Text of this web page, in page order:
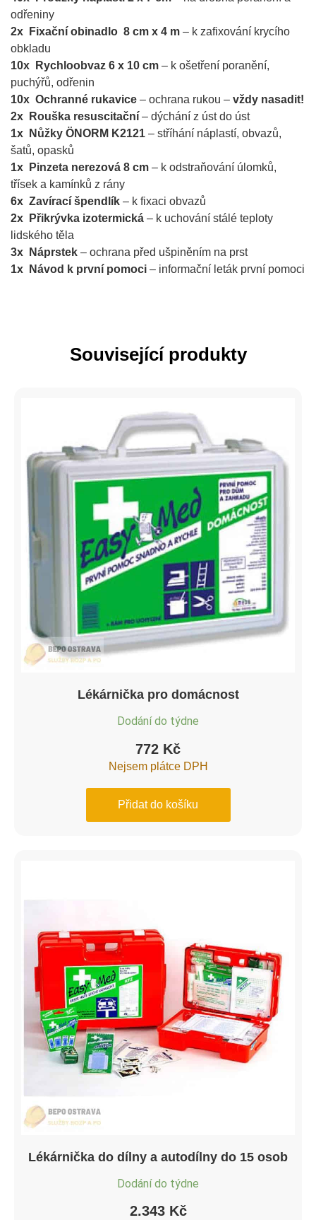
odřeniny
2x Fixační obinadlo 8 cm x 4 m – k zafixování krycího
obkladu
10x Rychloobvaz 6 x 10 cm – k ošetření poranění,
puchýřů, odřenin
10x Ochranné rukavice – ochrana rukou – vždy nasadit!
2x Rouška resuscitační – dýchání z úst do úst
1x Nůžky ÖNORM K2121 – stříhání náplastí, obvazů,
šatů, opasků
1x Pinzeta nerezová 8 cm – k odstraňování úlomků,
třísek a kamínků z rány
6x Zavírací špendlík – k fixaci obvazů
2x Přikrývka izotermická – k uchování stálé teploty
lidského těla
3x Náprstek – ochrana před ušpiněním na prst
1x Návod k první pomoci – informační leták první pomoci
Související produkty
Lékárnička pro domácnost
Dodání do týdne
772 Kč
Nejsem plátce DPH
Přidat do košíku
Lékárnička do dílny a autodílny do 15 osob
Dodání do týdne
2.343 Kč